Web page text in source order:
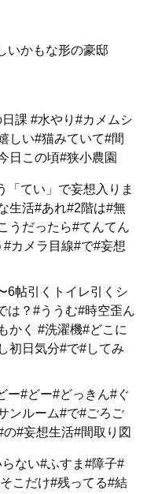
いかもな形の豪邸
課 #水やり#カメムシ
しい#猫みていて#間
日この頃#狭小農園
「てい」で妄想入りま
生活#あれ#2階は#無
うだったら#てんてん
カメラ目線#で#妄想
6帖引くトイレ引くシ
は？#ううむ#時空歪ん
かく #洗濯機#どこに
初日気分#で#してみ
ー#どー#どっきん#ぐ
ンルーム#で#ごろご
#妄想生活#間取り図
ない#ふすま#障子#
こだけ#残ってる#結